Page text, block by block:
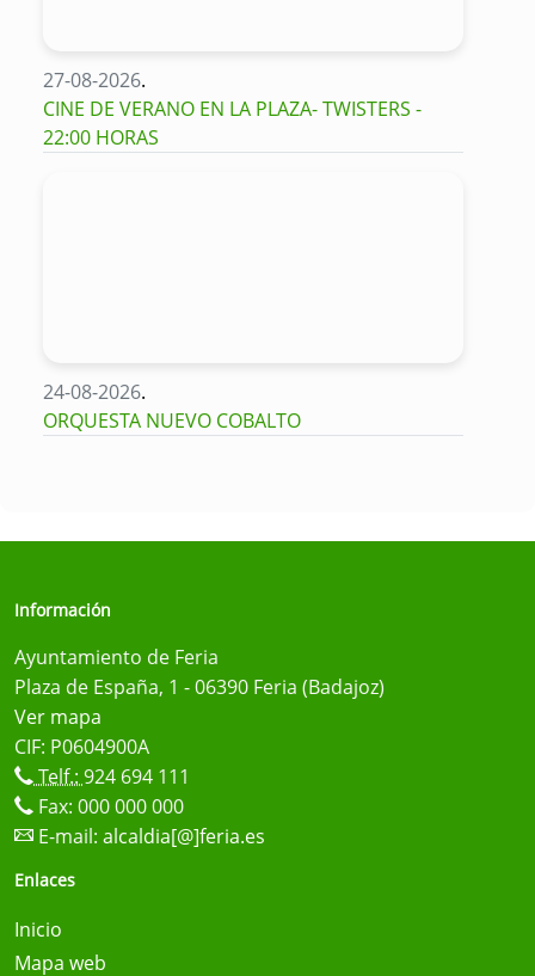
27-08-2026.
CINE DE VERANO EN LA PLAZA- TWISTERS -
22:00 HORAS
24-08-2026.
ORQUESTA NUEVO COBALTO
Información
Ayuntamiento de Feria
Plaza de España, 1 - 06390 Feria (Badajoz)
Ver mapa
CIF: P0604900A
Telf.: 924 694 111
Fax: 000 000 000
E-mail: alcaldia[@]feria.es
Enlaces
Inicio
Mapa web